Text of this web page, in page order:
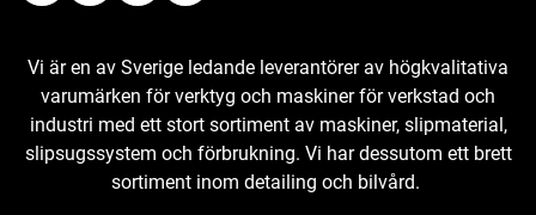
Vi är en av Sverige ledande leverantörer av högkvalitativa
varumärken för verktyg och maskiner för verkstad och
industri med ett stort sortiment av maskiner, slipmaterial,
slipsugssystem och förbrukning. Vi har dessutom ett brett
sortiment inom detailing och bilvård.